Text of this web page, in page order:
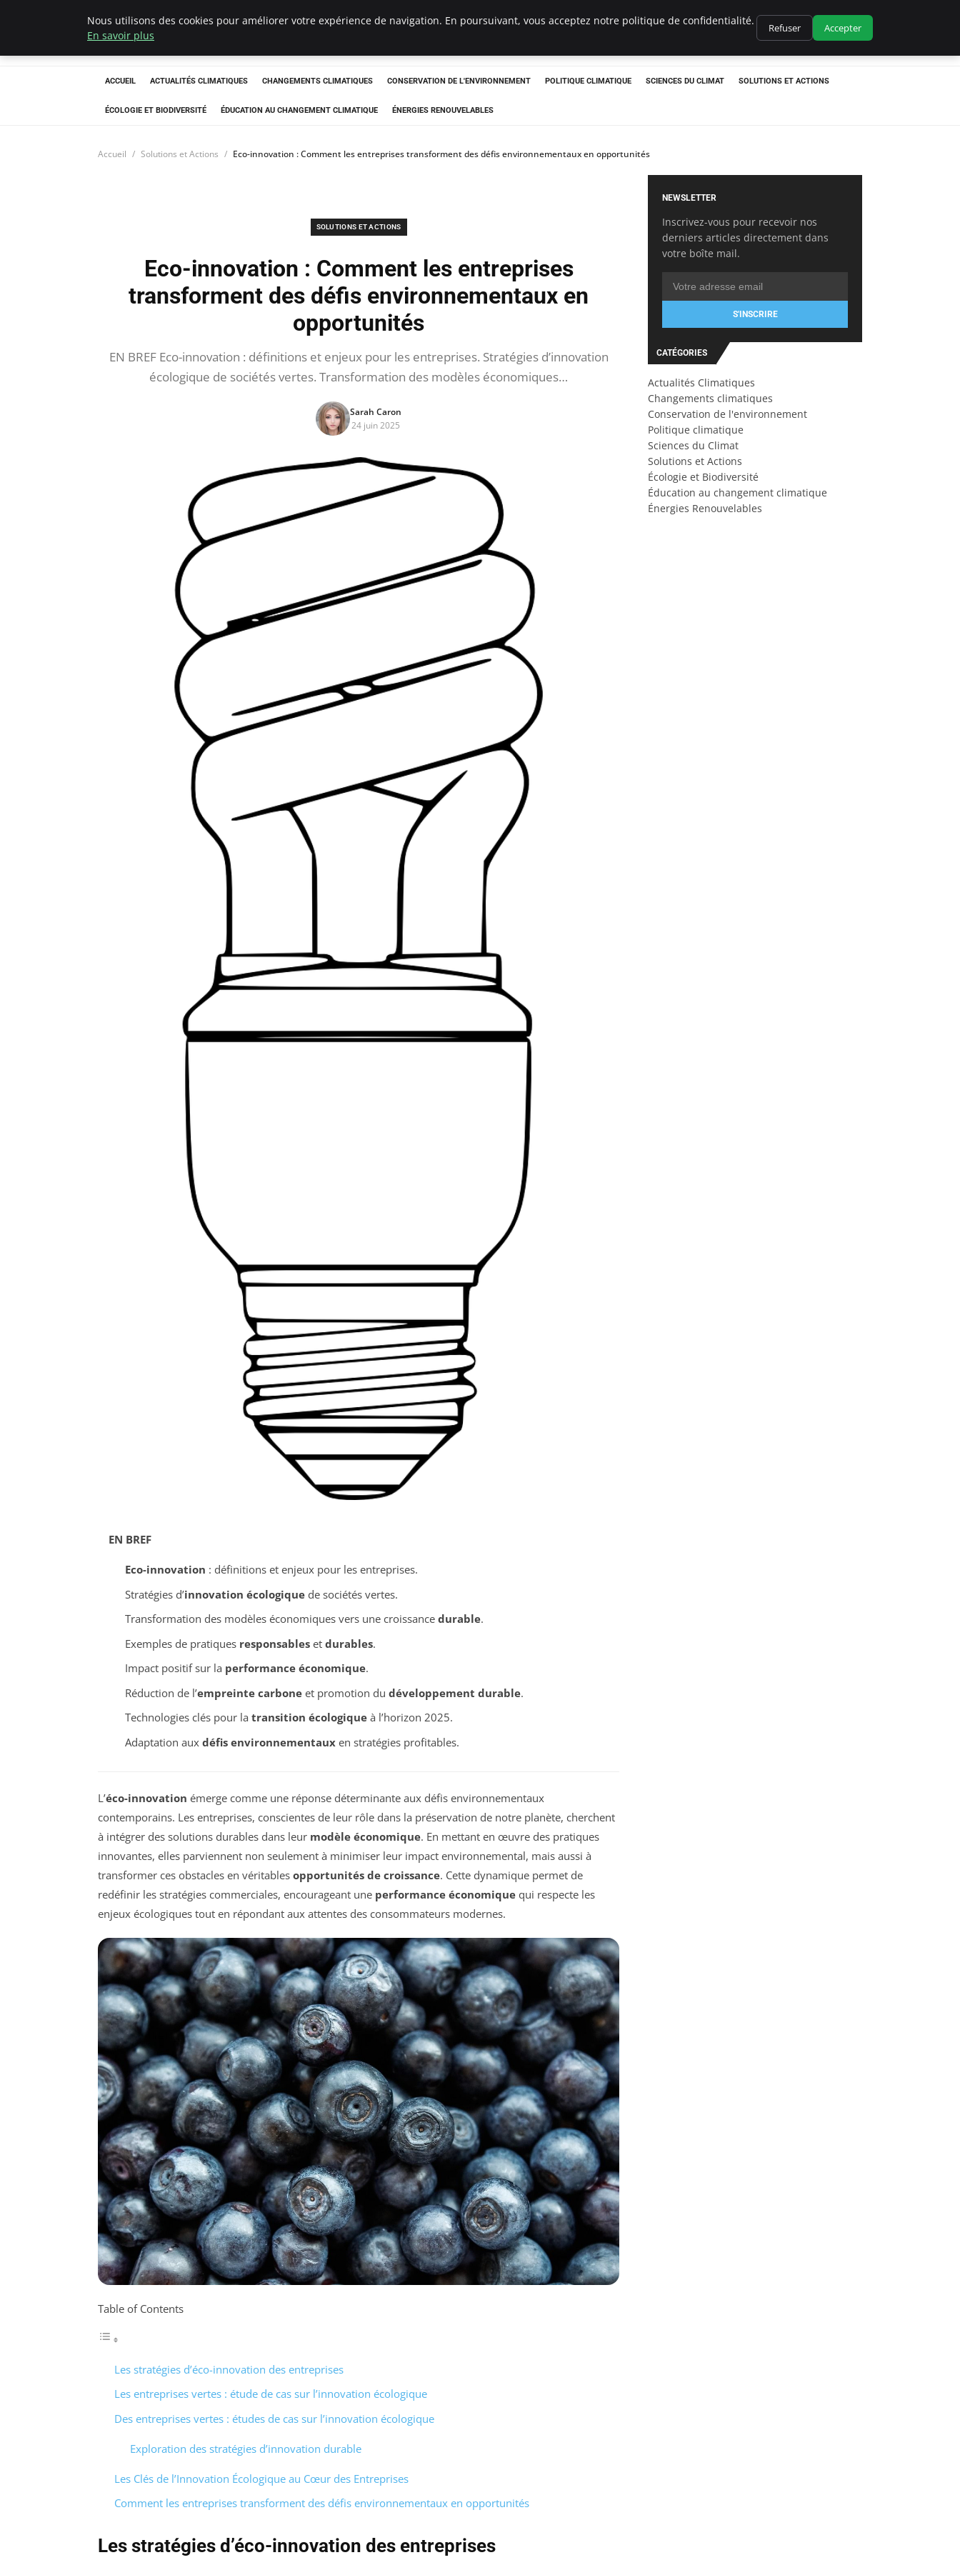
Climatedebtagents
ACCUEIL ACTUALITÉS CLIMATIQUES CHANGEMENTS CLIMATIQUES CONSERVATION DE L'ENVIRONNEMENT POLITIQUE CLIMATIQUE SCIENCES DU CLIMAT SOLUTIONS ET ACTIONS
ÉCOLOGIE ET BIODIVERSITÉ ÉDUCATION AU CHANGEMENT CLIMATIQUE ÉNERGIES RENOUVELABLES
Accueil Solutions et Actions Eco-innovation : Comment les entreprises transforment des défis environnementaux en opportunités
SOLUTIONS ET ACTIONS
Eco-innovation : Comment les entreprises
transforment des défis environnementaux en
opportunités
EN BREF Eco-innovation : définitions et enjeux pour les entreprises. Stratégies d’innovation
écologique de sociétés vertes. Transformation des modèles économiques…
Sarah Caron
24 juin 2025
EN BREF
Eco-innovation : définitions et enjeux pour les entreprises.
Stratégies d’innovation écologiquede sociétés vertes.
Transformation des modèles économiques vers une croissance durable.
Exemples de pratiques responsableset durables.
Impact positif sur la performance économique.
Réduction de l’empreinte carboneet promotion du développement durable.
Technologies clés pour la transition écologiqueà l’horizon 2025.
Adaptation aux défis environnementauxen stratégies profitables.
L’éco-innovation émerge comme une réponse déterminante aux défis environnementaux
contemporains. Les entreprises, conscientes de leur rôle dans la préservation de notre planète, cherchent
à intégrer des solutions durables dans leur modèle économique. En mettant en œuvre des pratiques
innovantes, elles parviennent non seulement à minimiser leur impact environnemental, mais aussi à
transformer ces obstacles en véritables opportunités de croissance. Cette dynamique permet de
redéfinir les stratégies commerciales, encourageant une performance économique qui respecte les
enjeux écologiques tout en répondant aux attentes des consommateurs modernes.
Table of Contents
Les stratégies d’éco-innovation des entreprises
Les entreprises vertes : étude de cas sur l’innovation écologique
Des entreprises vertes : études de cas sur l’innovation écologique
Exploration des stratégies d’innovation durable
Les Clés de l’Innovation Écologique au Cœur des Entreprises
Comment les entreprises transforment des défis environnementaux en opportunités
Les stratégies d’éco-innovation des entreprises
NEWSLETTER
Inscrivez-vous pour recevoir nos
derniers articles directement dans
votre boîte mail.
S'INSCRIRE
CATÉGORIES
Actualités Climatiques
Changements climatiques
Conservation de l'environnement
Politique climatique
Sciences du Climat
Solutions et Actions
Écologie et Biodiversité
Éducation au changement climatique
Énergies Renouvelables
Nous utilisons des cookies pour améliorer votre expérience de navigation. En poursuivant, vous acceptez notre politique de confidentialité.
En savoir plus
Refuser Accepter